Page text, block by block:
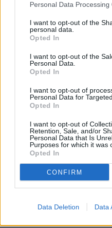
negar su consentimiento.
de su consentimiento, pero
rechazar tal procesamiento.
cualquier momento entrando
visitando nuestra política de
Personal Data Processing
I want to opt-out of the
personal data.
Opted In
I want to opt-out of the
Personal Data.
Opted In
I want to opt-out of
Personal Data for
Opted In
I want to opt-out of
Retention, Sale, and/or
Personal Data that Is
Purposes for which it was
Opted In
CONFIRM
Data Deletion Data